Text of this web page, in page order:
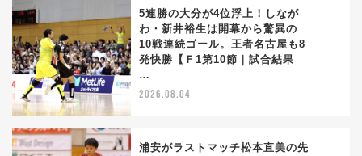
5連勝の大分が4位浮上！しなが
わ・新井裕生は開幕から驚異の
10戦連続ゴール。王者名古屋も8
発快勝【Ｆ1第10節｜試合結果
…
2026.08.04
浦安がラストマッチ松本直美の先